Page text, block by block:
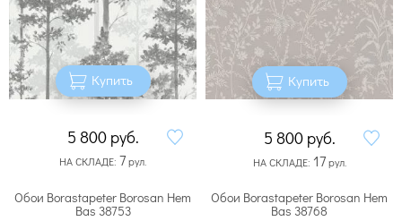
Купить
5 800 руб.
НА СКЛАДЕ: 7рул.
Купить
5 800 руб.
НА СКЛАДЕ: 17рул.
Обои Borastapeter Borosan Hem
Bas 38753
Обои Borastapeter Borosan Hem
Bas 38768